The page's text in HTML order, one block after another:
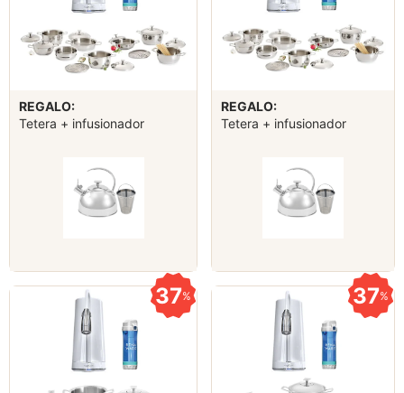
REGALO:
Tetera + infusionador
REGALO:
Tetera + infusionador
37% 37%